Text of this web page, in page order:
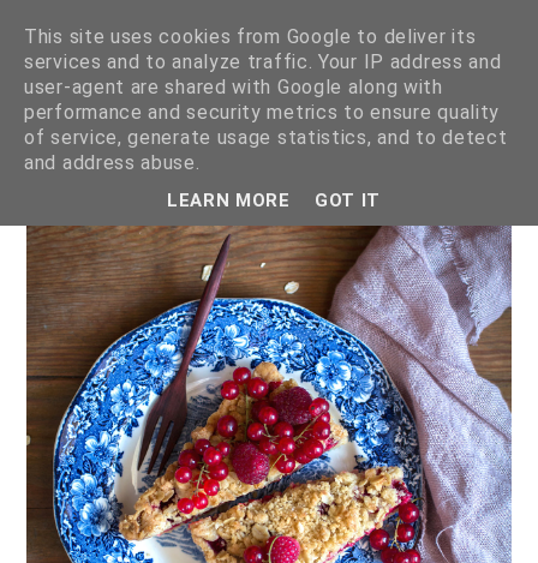
pokazywanie postów oznaczonych etykietą
This site uses cookies from Google to deliver its
services and to analyze traffic. Your IP address and
user-agent are shared with Google along with
performance and security metrics to ensure quality
of service, generate usage statistics, and to detect
and address abuse.
LEARN MORE GOT IT